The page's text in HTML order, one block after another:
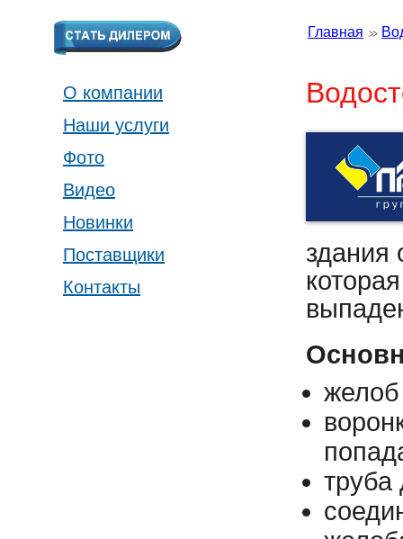
О компании
Наши услуги
Фото
Видео
Новинки
Поставщики
Контакты
Главная
здания